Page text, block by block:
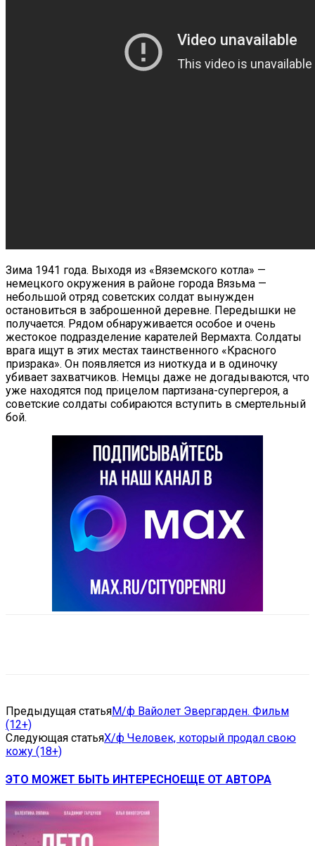
Зима 1941 года. Выходя из «Вяземского котла» —
немецкого окружения в районе города Вязьма —
небольшой отряд советских солдат вынужден
остановиться в заброшенной деревне. Передышки не
получается. Рядом обнаруживается особое и очень
жестокое подразделение карателей Вермахта. Солдаты
врага ищут в этих местах таинственного «Красного
призрака». Он появляется из ниоткуда и в одиночку
убивает захватчиков. Немцы даже не догадываются, что
уже находятся под прицелом партизана-супергероя, а
советские солдаты собираются вступить в смертельный
бой.
Предыдущая статьяМ/ф Вайолет Эвергарден. Фильм
(12+)
Следующая статьяХ/ф Человек, который продал свою
кожу (18+)
ЭТО МОЖЕТ БЫТЬ ИНТЕРЕСНОЕЩЕ ОТ АВТОРА